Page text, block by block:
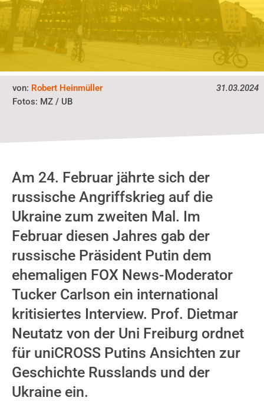
31.03.2024
von: Robert Heinmüller
Fotos: MZ / UB
Am 24. Februar jährte sich der
russische Angriffskrieg auf die
Ukraine zum zweiten Mal. Im
Februar diesen Jahres gab der
russische Präsident Putin dem
ehemaligen FOX News-Moderator
Tucker Carlson ein international
kritisiertes Interview. Prof. Dietmar
Neutatz von der Uni Freiburg ordnet
für uniCROSS Putins Ansichten zur
Geschichte Russlands und der
Ukraine ein.